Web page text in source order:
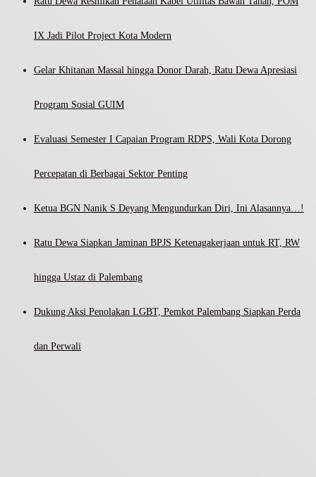
IX Jadi Pilot Project Kota Modern
Gelar Khitanan Massal hingga Donor Darah, Ratu Dewa Apresiasi
Program Sosial GUIM
Evaluasi Semester I Capaian Program RDPS, Wali Kota Dorong
Percepatan di Berbagai Sektor Penting
Ketua BGN Nanik S Deyang Mengundurkan Diri, Ini Alasannya…!
Ratu Dewa Siapkan Jaminan BPJS Ketenagakerjaan untuk RT, RW
hingga Ustaz di Palembang
Dukung Aksi Penolakan LGBT, Pemkot Palembang Siapkan Perda
dan Perwali